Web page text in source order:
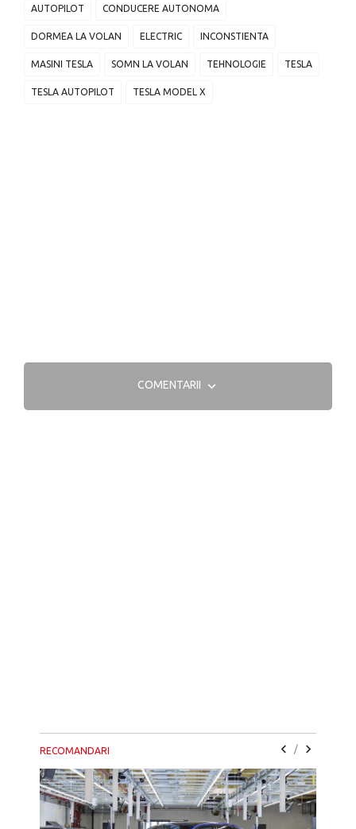
AUTOPILOT CONDUCERE AUTONOMA
DORMEA LA VOLAN ELECTRIC INCONSTIENTA
MASINI TESLA SOMN LA VOLAN TEHNOLOGIE TESLA
TESLA AUTOPILOT TESLA MODEL X
COMENTARII
RECOMANDARI /